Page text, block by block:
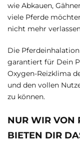
wie Abkauen,
viele Pferde
nicht mehr
Die
garantiert für Dein
Oxygen-Reizklima
und den vollen
zu können.
NUR WIR VON
BIETEN DIR